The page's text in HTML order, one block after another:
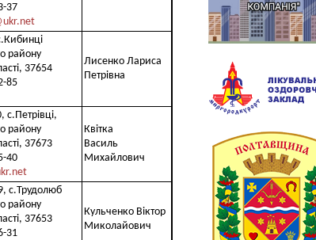
37
району
37654
85
Лисенко Лариса
Петрівна
с.Петрівці,
району
37673
40
Квітка
Василь
Михайлович
с.Трудолюб
району
37653
31
Кульченко Віктор
Миколайович